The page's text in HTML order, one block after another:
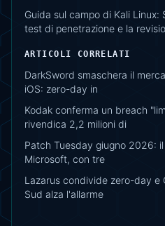
Guida sul campo di Kali Linux:
test di penetrazione e la
ARTICOLI CORRELATI
DarkSword smaschera il
iOS: zero-day in
Kodak conferma un breach
rivendica 2,2 milioni di
Patch Tuesday giugno 2026:
Microsoft, con tre
Lazarus condivide zero-day e
Sud alza l'allarme